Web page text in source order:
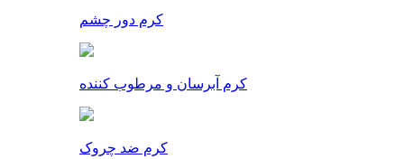
کرم دور چشم
کرم آبرسان و مرطوب کننده
کرم ضد چروک